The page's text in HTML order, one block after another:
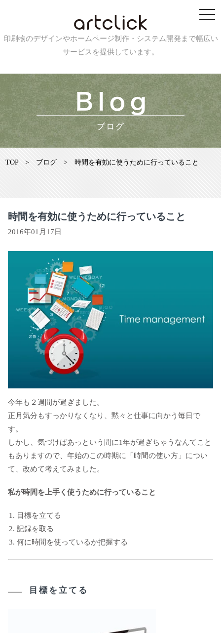
印刷物のデザインやホームページ制作・システム開発まで幅広い
サービスを提供しています。
TOP > ブログ > 時間を有効に使うために行っていること
時間を有効に使うために行っていること
2016年01月17日
今年も２週間が過ぎました。
正月気分もすっかりなくなり、黙々と仕事に向かう毎日で
す。
しかし、気づけばあっという間に1年が過ぎちゃうなんてこと
もありますので、年始のこの時期に「時間の使い方」につい
て、改めて考えてみました。
私が時間を上手く使うために行っていること
目標を立てる
記録を取る
何に時間を使っているか把握する
目標を立てる